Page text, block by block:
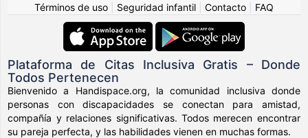
Términos de uso
Seguridad infantil Contacto FAQ
Plataforma de Citas Inclusiva Gratis – Donde
Todos Pertenecen
Bienvenido a Handispace.org, la comunidad inclusiva donde
personas con discapacidades se conectan para amistad,
compañía y relaciones significativas. Todos merecen encontrar
su pareja perfecta, y las habilidades vienen en muchas formas.